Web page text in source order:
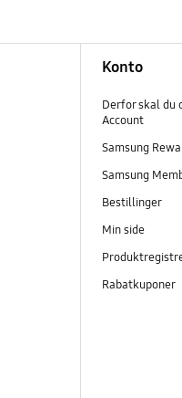
Konto
Derfor skal du
Account
Samsung
Samsung
Bestillinger
Min side
Rabatkuponer